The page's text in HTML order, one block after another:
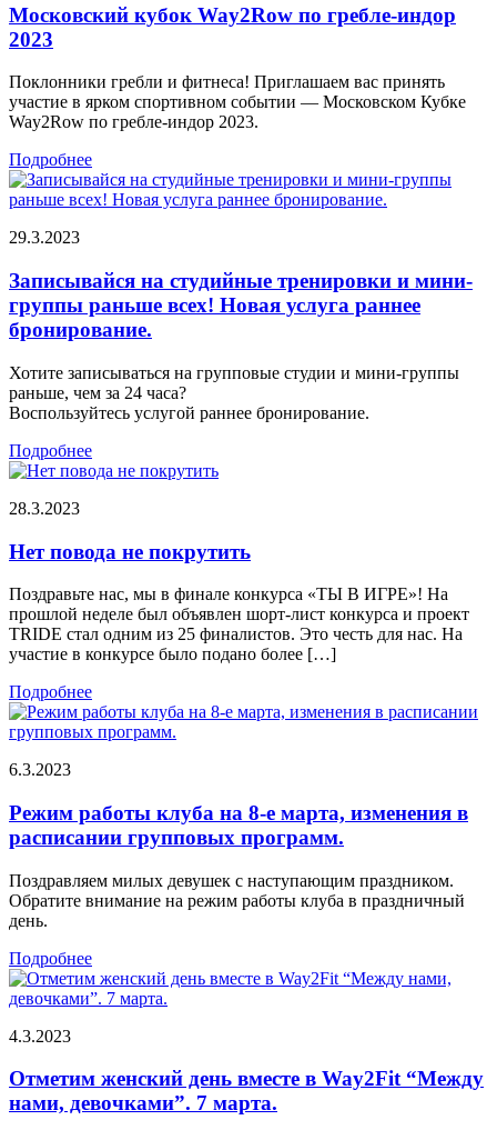
Московский кубок Way2Row по гребле-индор
2023
Поклонники гребли и фитнеса! Приглашаем вас принять
участие в ярком спортивном событии — Московском Кубке
Way2Row по гребле-индор 2023.
Подробнее
29.3.2023
Записывайся на студийные тренировки и мини-
группы раньше всех! Новая услуга раннее
бронирование.
Хотите записываться на групповые студии и мини-группы
раньше, чем за 24 часа?
Воспользуйтесь услугой раннее бронирование.
Подробнее
28.3.2023
Нет повода не покрутить
Поздравьте нас, мы в финале конкурса «ТЫ В ИГРЕ»! На
прошлой неделе был объявлен шорт-лист конкурса и проект
TRIDE стал одним из 25 финалистов. Это честь для нас. На
участие в конкурсе было подано более […]
Подробнее
6.3.2023
Режим работы клуба на 8-е марта, изменения в
расписании групповых программ.
Поздравляем милых девушек с наступающим праздником.
Обратите внимание на режим работы клуба в праздничный
день.
Подробнее
4.3.2023
Отметим женский день вместе в Way2Fit “Между
нами, девочками”. 7 марта.